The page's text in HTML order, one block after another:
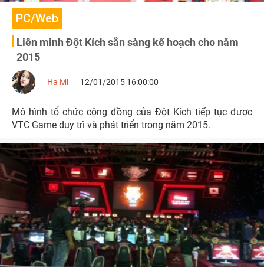
PC/Web
Liên minh Đột Kích sẵn sàng kế hoạch cho năm
2015
Ha Mi 12/01/2015 16:00:00
Mô hình tổ chức cộng đồng của Đột Kích tiếp tục được
VTC Game duy trì và phát triển trong năm 2015.